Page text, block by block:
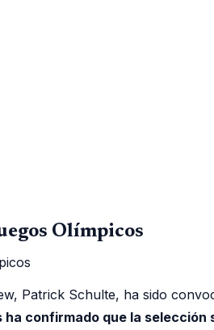
Olímpicos
Patrick Schulte, ha sido
ha confirmado que la